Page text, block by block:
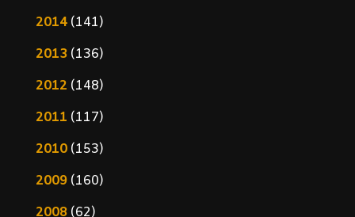
2014(141)
2013(136)
2012 (148)
2011 (117)
2010(153)
2009(160)
2008(62)